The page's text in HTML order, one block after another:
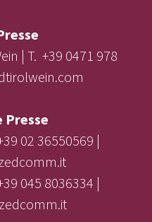
| T. +39 0471 978
Presse
02 36550569 |
045 8036334 |